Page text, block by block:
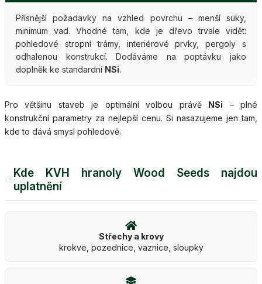
Přísnější požadavky na vzhled povrchu – menší suky,
minimum vad. Vhodné tam, kde je dřevo trvale vidět:
pohledové stropní trámy, interiérové prvky, pergoly s
odhalenou konstrukcí. Dodáváme na poptávku jako
doplněk ke standardní NSi.
Pro většinu staveb je optimální volbou právě NSi – plné
konstrukční parametry za nejlepší cenu. Si nasazujeme jen tam,
kde to dává smysl pohledově.
05Kde KVH hranoly Wood Seeds najdou
uplatnění
Střechy a krovy
krokve, pozednice, vaznice, sloupky